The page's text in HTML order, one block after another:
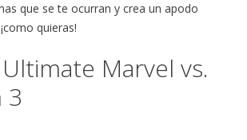
que se te ocurran y crea un apodo
quieras!
Marvel vs.
3